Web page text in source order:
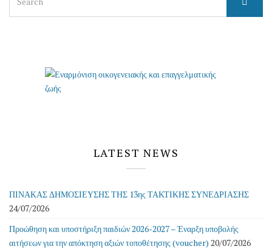
for:
LATEST NEWS
ΠΙΝΑΚΑΣ ΔΗΜΟΣΙΕΥΣΗΣ ΤΗΣ 13ης ΤΑΚΤΙΚΗΣ ΣΥΝΕΔΡΙΑΣΗΣ
24/07/2026
Προώθηση και υποστήριξη παιδιών 2026-2027 – Έναρξη υποβολής
αιτήσεων για την απόκτηση αξιών τοποθέτησης (voucher) 20/07/2026